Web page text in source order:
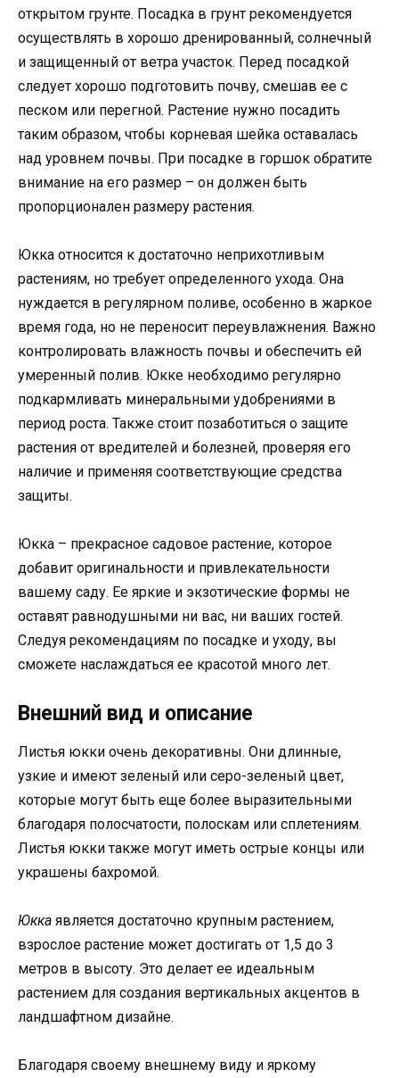
открытом грунте. Посадка в грунт рекомендуется
осуществлять в хорошо дренированный, солнечный
и защищенный от ветра участок. Перед посадкой
следует хорошо подготовить почву, смешав ее с
песком или перегной. Растение нужно посадить
таким образом, чтобы корневая шейка оставалась
над уровнем почвы. При посадке в горшок обратите
внимание на его размер – он должен быть
пропорционален размеру растения.
Юкка относится к достаточно неприхотливым
растениям, но требует определенного ухода. Она
нуждается в регулярном поливе, особенно в жаркое
время года, но не переносит переувлажнения. Важно
контролировать влажность почвы и обеспечить ей
умеренный полив. Юкке необходимо регулярно
подкармливать минеральными удобрениями в
период роста. Также стоит позаботиться о защите
растения от вредителей и болезней, проверяя его
наличие и применяя соответствующие средства
защиты.
Юкка – прекрасное садовое растение, которое
добавит оригинальности и привлекательности
вашему саду. Ее яркие и экзотические формы не
оставят равнодушными ни вас, ни ваших гостей.
Следуя рекомендациям по посадке и уходу, вы
сможете наслаждаться ее красотой много лет.
Внешний вид и описание
Листья юкки очень декоративны. Они длинные,
узкие и имеют зеленый или серо-зеленый цвет,
которые могут быть еще более выразительными
благодаря полосчатости, полоскам или сплетениям.
Листья юкки также могут иметь острые концы или
украшены бахромой.
Юкка является достаточно крупным растением,
взрослое растение может достигать от 1,5 до 3
метров в высоту. Это делает ее идеальным
растением для создания вертикальных акцентов в
ландшафтном дизайне.
Благодаря своему внешнему виду и яркому